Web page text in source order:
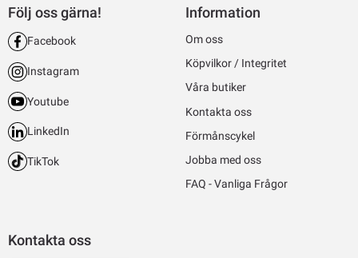
Kontakta oss
Följ oss gärna!
Facebook
Instagram
Youtube
LinkedIn
TikTok
Information
Om oss
Köpvilkor / Integritet
Våra butiker
Kontakta oss
Förmånscykel
Jobba med oss
FAQ - Vanliga Frågor